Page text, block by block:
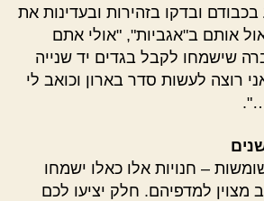
ובדקו בזהירות ובעדינות את
אותם ב"אגביות", "אולי אתם
שישמחו לקבל בגדים יד שנייה
רוצה לעשות סדר בארון וכואב לי
– חנויות אלו כאלו ישמחו
למדפיהם. חלק יציעו לכם